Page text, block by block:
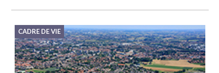
CADRE DE VIE